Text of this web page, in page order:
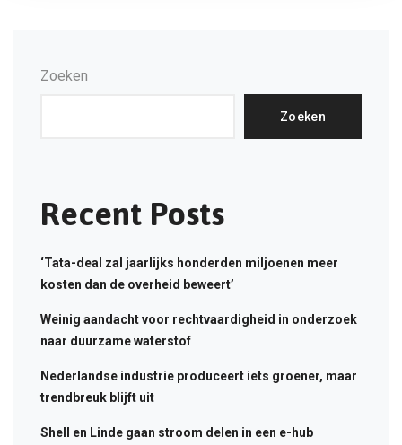
Zoeken
Zoeken
Recent Posts
‘Tata-deal zal jaarlijks honderden miljoenen meer
kosten dan de overheid beweert’
Weinig aandacht voor rechtvaardigheid in onderzoek
naar duurzame waterstof
Nederlandse industrie produceert iets groener, maar
trendbreuk blijft uit
Shell en Linde gaan stroom delen in een e-hub